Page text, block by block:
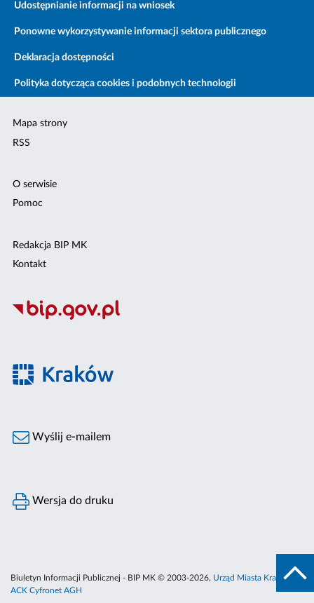
Udostępnianie informacji na wniosek
Ponowne wykorzystywanie informacji sektora publicznego
Deklaracja dostępności
Polityka dotycząca cookies i podobnych technologii
Mapa strony
RSS
O serwisie
Pomoc
Redakcja BIP MK
Kontakt
Wyślij e-mailem
Wersja do druku
Biuletyn Informacji Publicznej - BIP MK © 2003-2026, Urząd Miasta Krakowa
ACK Cyfronet AGH